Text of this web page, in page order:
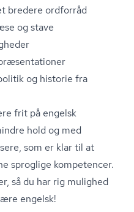
bredere ordforråd
og stave
og historie fra
frit på engelsk
hold og med
som er klar til at
sproglige kompetencer.
så du har rig mulighed
engelsk!